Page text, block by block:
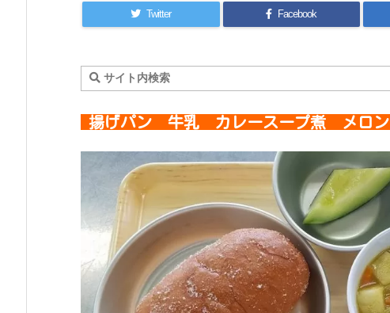
Twitter Facebook
揚げパン 牛乳 カレースープ煮 メロン